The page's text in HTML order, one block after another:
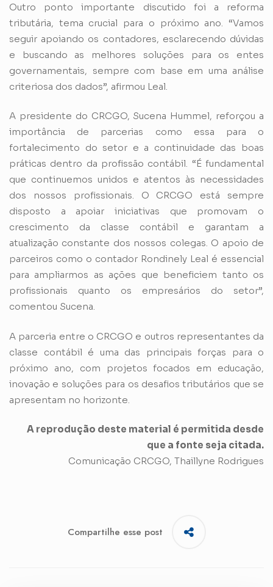
Outro ponto importante discutido foi a reforma
tributária, tema crucial para o próximo ano. “Vamos
seguir apoiando os contadores, esclarecendo dúvidas
e buscando as melhores soluções para os entes
governamentais, sempre com base em uma análise
criteriosa dos dados”, afirmou Leal.
A presidente do CRCGO, Sucena Hummel, reforçou a
importância de parcerias como essa para o
fortalecimento do setor e a continuidade das boas
práticas dentro da profissão contábil. “É fundamental
que continuemos unidos e atentos às necessidades
dos nossos profissionais. O CRCGO está sempre
disposto a apoiar iniciativas que promovam o
crescimento da classe contábil e garantam a
atualização constante dos nossos colegas. O apoio de
parceiros como o contador Rondinely Leal é essencial
para ampliarmos as ações que beneficiem tanto os
profissionais quanto os empresários do setor”,
comentou Sucena.
A parceria entre o CRCGO e outros representantes da
classe contábil é uma das principais forças para o
próximo ano, com projetos focados em educação,
inovação e soluções para os desafios tributários que se
apresentam no horizonte.
A reprodução deste material é permitida desde
que a fonte seja citada.
Comunicação CRCGO, Thaillyne Rodrigues
Compartilhe esse post